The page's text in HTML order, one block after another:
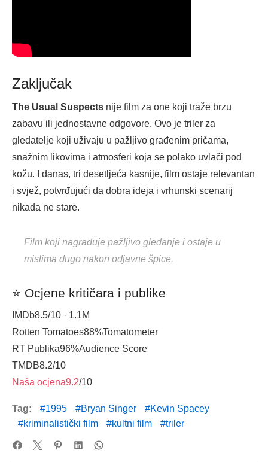
Zaključak
The Usual Suspects nije film za one koji traže brzu
zabavu ili jednostavne odgovore. Ovo je triler za
gledatelje koji uživaju u pažljivo građenim pričama,
snažnim likovima i atmosferi koja se polako uvlači pod
kožu. I danas, tri desetljeća kasnije, film ostaje relevantan
i svjež, potvrđujući da dobra ideja i vrhunski scenarij
nikada ne stare.
Film koji nagrađuje pažljivo gledanje i ostaje u
mislima dugo nakon odjavne špice.
⭐ Ocjene kritičara i publike
IMDb8.5/10 · 1.1M
Rotten Tomatoes88%Tomatometer
RT Publika96%Audience Score
TMDB8.2/10
Naša ocjena9.2/10
Tag: 1995 Bryan Singer
Kevin Spacey
kriminalistički film
kultni film triler